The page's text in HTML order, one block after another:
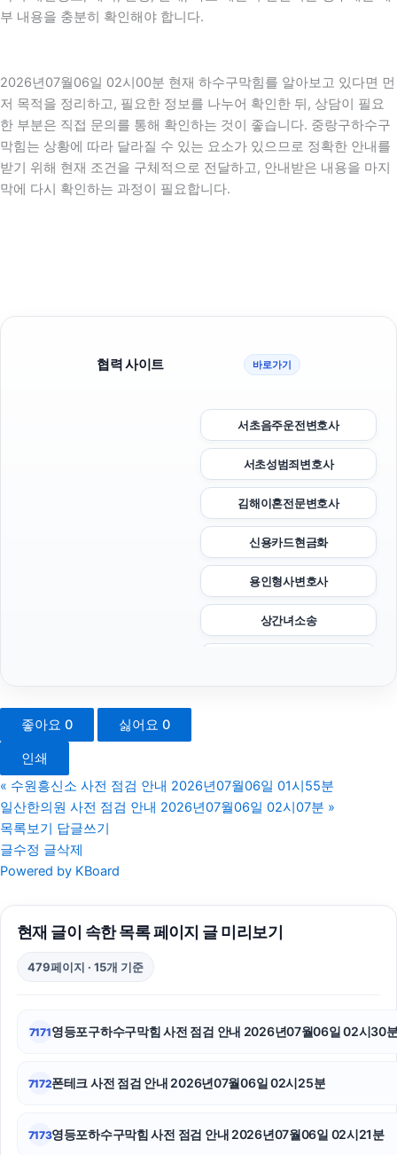
부 내용을 충분히 확인해야 합니다.
2026년07월06일 02시00분 현재 하수구막힘를 알아보고 있다면 먼
저 목적을 정리하고, 필요한 정보를 나누어 확인한 뒤, 상담이 필요
한 부분은 직접 문의를 통해 확인하는 것이 좋습니다. 중랑구하수구
막힘는 상황에 따라 달라질 수 있는 요소가 있으므로 정확한 안내를
받기 위해 현재 조건을 구체적으로 전달하고, 안내받은 내용을 마지
막에 다시 확인하는 과정이 필요합니다.
협력 사이트 바로가기
서초음주운전변호사
서초성범죄변호사
김해이혼전문변호사
신용카드현금화
용인형사변호사
상간녀소송
용산구하수구막힘
이혼재산분할
인스타 팔로워 구매
마포구하수구막힘
수원피부과
좋아요 0 싫어요 0
인쇄
« 수원흥신소 사전 점검 안내 2026년07월06일 01시55분
일산한의원 사전 점검 안내 2026년07월06일 02시07분 »
목록보기
답글쓰기
글수정 글삭제
Powered by KBoard
현재 글이 속한 목록 페이지 글 미리보기
479페이지 · 15개 기준
7171영등포구하수구막힘 사전 점검 안내 2026년07월06일 02시30
7172폰테크 사전 점검 안내 2026년07월06일 02시25분
7173영등포하수구막힘 사전 점검 안내 2026년07월06일 02시21분